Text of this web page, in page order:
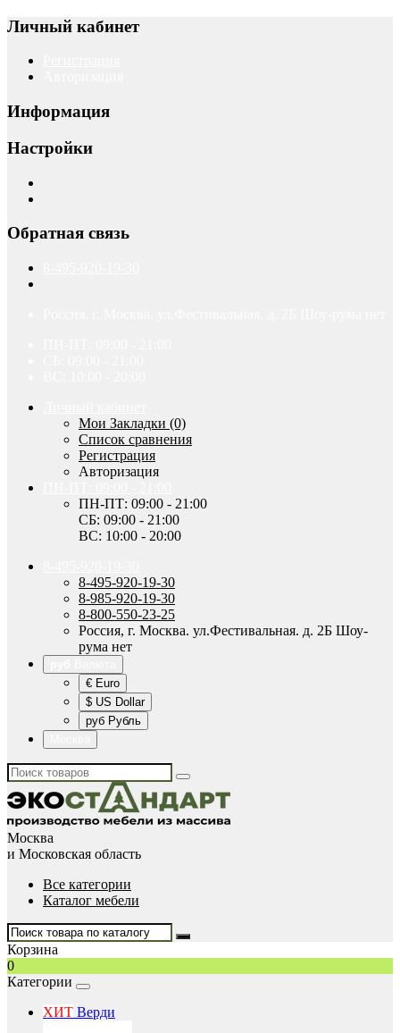
Личный кабинет
Информация
Настройки
Обратная связь
Мои Закладки (0)
Список сравнения
Регистрация
Авторизация
ПН-ПТ: 09:00 - 21:00
СБ: 09:00 - 21:00
ВС: 10:00 - 20:00
8-495-920-19-30
8-985-920-19-30
8-800-550-23-25
Россия, г. Москва. ул.Фестивальная. д. 2Б Шоу-
рума нет
€ Euro
$ US Dollar
руб Рубль
Москва
и Московская область
Все категории
Каталог мебели
Корзина
0
Категории
ХИТ Верди